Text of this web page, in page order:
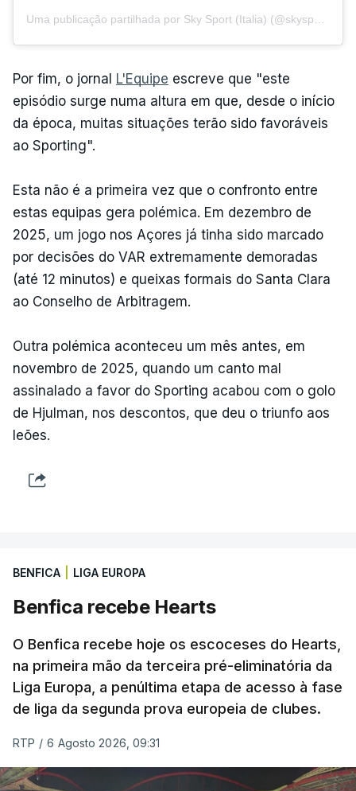
Por fim, o jornal L'Equipe escreve que "este
episódio surge numa altura em que, desde o início
da época, muitas situações terão sido favoráveis
ao Sporting".
Esta não é a primeira vez que o confronto entre
estas equipas gera polémica. Em dezembro de
2025, um jogo nos Açores já tinha sido marcado
por decisões do VAR extremamente demoradas
(até 12 minutos) e queixas formais do Santa Clara
ao Conselho de Arbitragem.
Outra polémica aconteceu um mês antes, em
novembro de 2025, quando um canto mal
assinalado a favor do Sporting acabou com o golo
de Hjulman, nos descontos, que deu o triunfo aos
leões.
BENFICA LIGA EUROPA
Benfica recebe Hearts
O Benfica recebe hoje os escoceses do Hearts,
na primeira mão da terceira pré-eliminatória da
Liga Europa, a penúltima etapa de acesso à fase
de liga da segunda prova europeia de clubes.
RTP / 6 Agosto 2026, 09:31